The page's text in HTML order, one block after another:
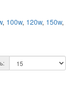
, 100w, 120w, 150w,